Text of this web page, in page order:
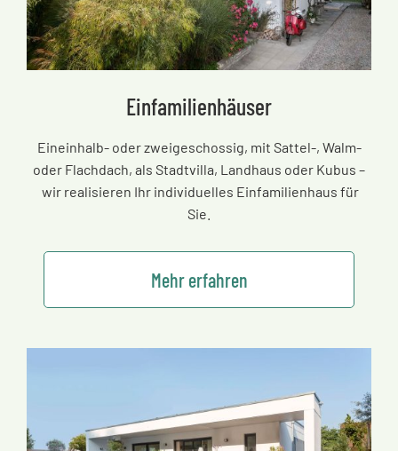
Einfamilienhäuser
Eineinhalb- oder zweigeschossig, mit Sattel-, Walm-
oder Flachdach, als Stadtvilla, Landhaus oder Kubus –
wir realisieren Ihr individuelles Einfamilienhaus für
Sie.
Mehr erfahren